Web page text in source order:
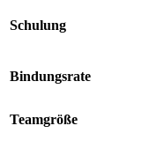
Schulung
Bindungsrate
Teamgröße